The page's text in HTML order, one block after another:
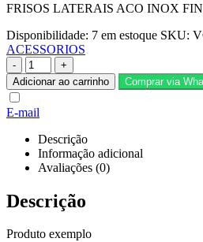
FRISOS LATERAIS ACO INOX
Disponibilidade: 7 em estoque SKU:
ACESSORIOS
-
+
Adicionar ao carrinho
Comprar via
E-mail
Descrição
Informação adicional
Avaliações (0)
Descrição
Produto exemplo